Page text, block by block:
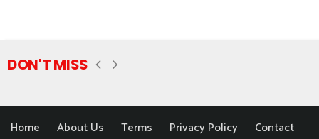
DON'T MISS
Home About Us Terms Privacy Policy Contact